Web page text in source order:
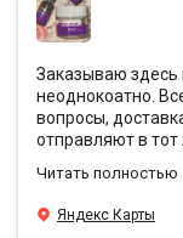
Заказываю здесь
неоднокоатно.
вопросы,
отправляют в тот
заказами
уходовой
борятся с
Читать полностью
Яндекс Карты